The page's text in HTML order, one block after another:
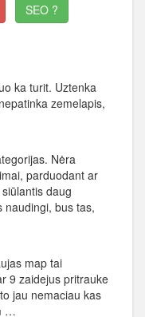
SEO ?
ka turit. Uztenka
zemelapis,
Nėra
parduodant ar
daug
naudingi, bus tas,
map tai
9 zaidejus pritrauke
jau nemaciau kas
…